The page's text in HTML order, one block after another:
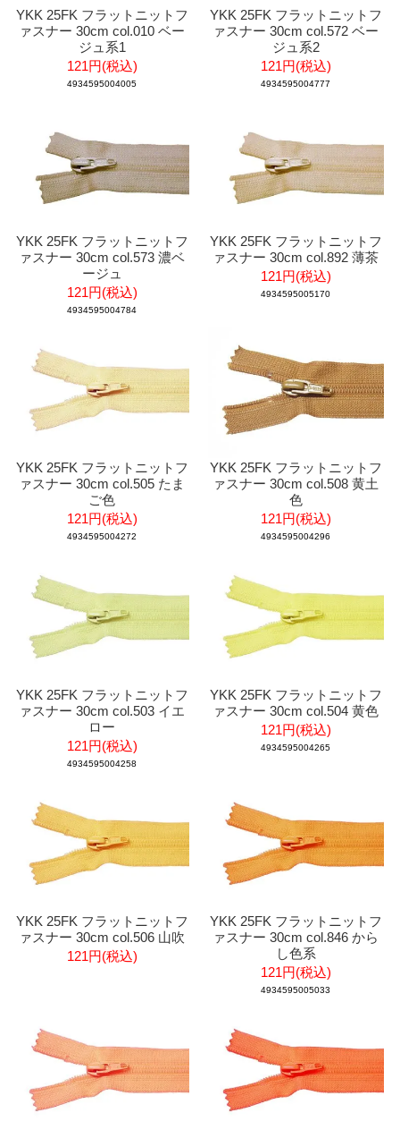
YKK 25FK フラットニットフ
ァスナー 30cm col.010 ベー
ジュ系1
121円(税込)
4934595004005
YKK 25FK フラットニットフ
ァスナー 30cm col.572 ベー
ジュ系2
121円(税込)
4934595004777
YKK 25FK フラットニットフ
ァスナー 30cm col.573 濃ベ
ージュ
121円(税込)
4934595004784
YKK 25FK フラットニットフ
ァスナー 30cm col.892 薄茶
121円(税込)
4934595005170
YKK 25FK フラットニットフ
ァスナー 30cm col.505 たま
ご色
121円(税込)
4934595004272
YKK 25FK フラットニットフ
ァスナー 30cm col.508 黄土
色
121円(税込)
4934595004296
YKK 25FK フラットニットフ
ァスナー 30cm col.503 イエ
ロー
121円(税込)
4934595004258
YKK 25FK フラットニットフ
ァスナー 30cm col.504 黄色
121円(税込)
4934595004265
YKK 25FK フラットニットフ
ァスナー 30cm col.506 山吹
121円(税込)
YKK 25FK フラットニットフ
ァスナー 30cm col.846 から
し色系
121円(税込)
4934595005033